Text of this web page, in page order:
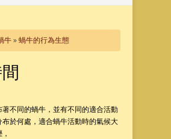
牛»蝸牛的行為生態
不同的蝸牛，並有不同的適合活動
於何處，適合蝸牛活動時的氣候大